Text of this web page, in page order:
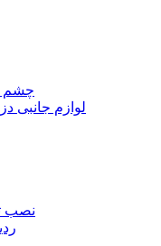
چشم
لوازم جانبی
نصب